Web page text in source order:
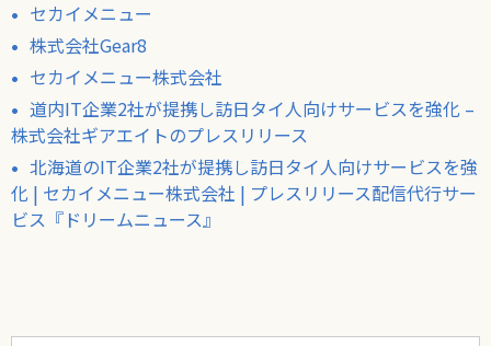
セカイメニュー
株式会社Gear8
セカイメニュー株式会社
道内IT企業2社が提携し訪日タイ人向けサービスを強化 –
株式会社ギアエイトのプレスリリース
北海道のIT企業2社が提携し訪日タイ人向けサービスを強
化 | セカイメニュー株式会社 | プレスリリース配信代行サー
ビス『ドリームニュース』